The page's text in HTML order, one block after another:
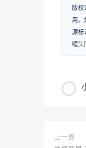
版权
用。
源标
罐头
上一篇